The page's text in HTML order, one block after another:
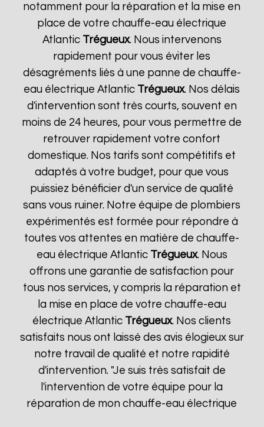
notamment pour la réparation et la mise en
place de votre chauffe-eau électrique
Atlantic Trégueux. Nous intervenons
rapidement pour vous éviter les
désagréments liés à une panne de chauffe-
eau électrique Atlantic Trégueux. Nos délais
d'intervention sont très courts, souvent en
moins de 24 heures, pour vous permettre de
retrouver rapidement votre confort
domestique. Nos tarifs sont compétitifs et
adaptés à votre budget, pour que vous
puissiez bénéficier d'un service de qualité
sans vous ruiner. Notre équipe de plombiers
expérimentés est formée pour répondre à
toutes vos attentes en matière de chauffe-
eau électrique Atlantic Trégueux. Nous
offrons une garantie de satisfaction pour
tous nos services, y compris la réparation et
la mise en place de votre chauffe-eau
électrique Atlantic Trégueux. Nos clients
satisfaits nous ont laissé des avis élogieux sur
notre travail de qualité et notre rapidité
d'intervention. "Je suis très satisfait de
l'intervention de votre équipe pour la
réparation de mon chauffe-eau électrique